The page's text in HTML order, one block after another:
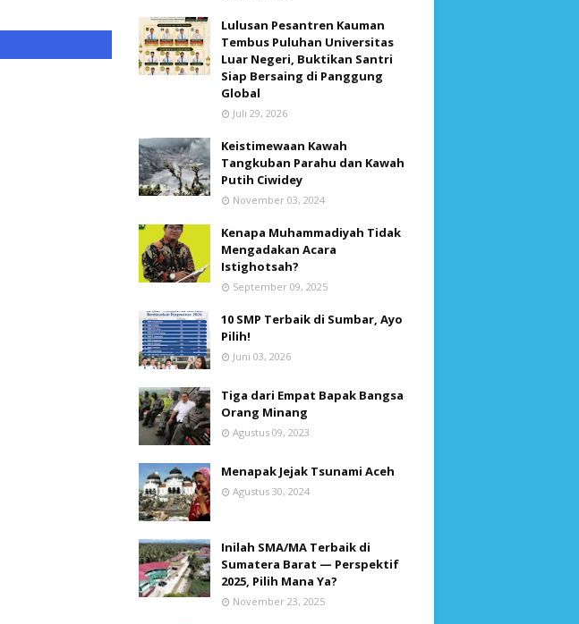
Lulusan Pesantren Kauman
Tembus Puluhan Universitas
Luar Negeri, Buktikan Santri
Siap Bersaing di Panggung
Global
Juli 29, 2026
Keistimewaan Kawah
Tangkuban Parahu dan Kawah
Putih Ciwidey
November 03, 2024
Kenapa Muhammadiyah Tidak
Mengadakan Acara
Istighotsah?
September 09, 2025
10 SMP Terbaik di Sumbar, Ayo
Pilih!
Juni 03, 2026
Tiga dari Empat Bapak Bangsa
Orang Minang
Agustus 09, 2023
Menapak Jejak Tsunami Aceh
Agustus 30, 2024
Inilah SMA/MA Terbaik di
Sumatera Barat — Perspektif
2025, Pilih Mana Ya?
November 23, 2025